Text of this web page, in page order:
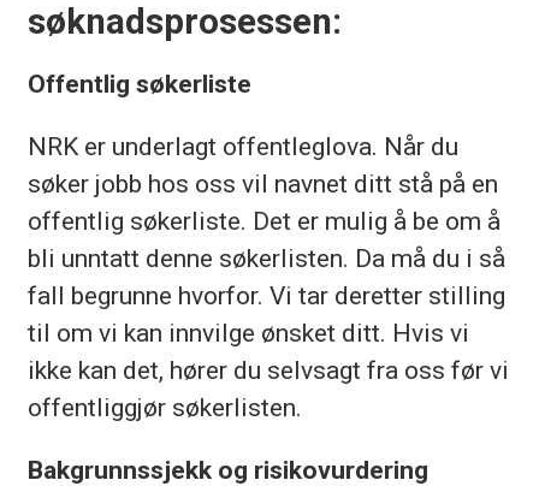
søknadsprosessen:
Offentlig søkerliste
NRK er underlagt offentleglova. Når du
søker jobb hos oss vil navnet ditt stå på en
offentlig søkerliste. Det er mulig å be om å
bli unntatt denne søkerlisten. Da må du i så
fall begrunne hvorfor. Vi tar deretter stilling
til om vi kan innvilge ønsket ditt. Hvis vi
ikke kan det, hører du selvsagt fra oss før vi
offentliggjør søkerlisten.
Bakgrunnssjekk og risikovurdering